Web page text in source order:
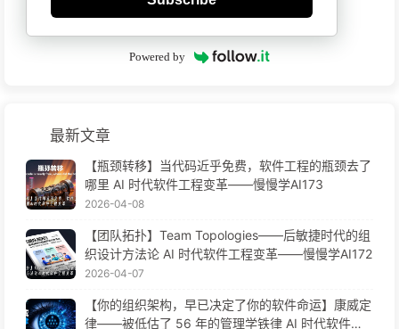
Powered by
最新文章
【瓶颈转移】当代码近乎免费，软件工程的瓶颈去了
哪里 AI 时代软件工程变革——慢慢学AI173
2026-04-08
【团队拓扑】Team Topologies——后敏捷时代的组
织设计方法论 AI 时代软件工程变革——慢慢学AI172
2026-04-07
【你的组织架构，早已决定了你的软件命运】康威定
律——被低估了 56 年的管理学铁律 AI 时代软件工